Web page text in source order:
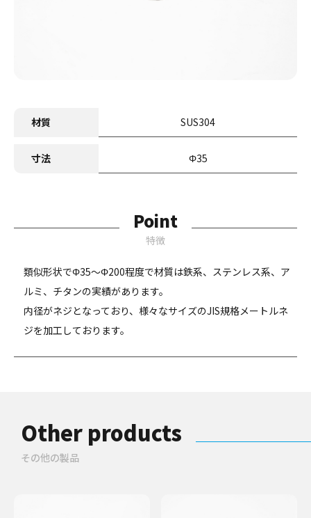
材質 SUS304
寸法 Φ35
Point
特徴
類似形状でΦ35～Φ200程度で材質は鉄系、ステンレス系、ア
ルミ、チタンの実績があります。
内径がネジとなっており、様々なサイズのJIS規格メートルネ
ジを加工しております。
Other products
その他の製品